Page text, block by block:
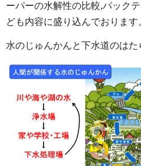
ーパーの水解性の比較,パック
ども内容に盛り込んでおります
水のじゅんかんと下水道のはた